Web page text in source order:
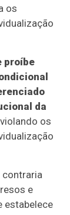
os
proíbe
da
os
contraria
e
estabelece